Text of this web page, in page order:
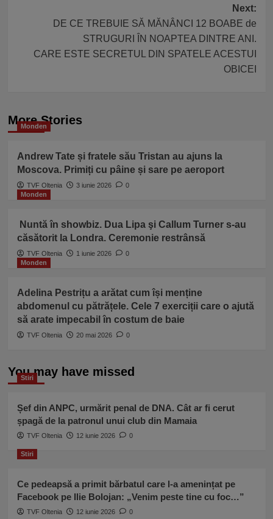
Next:
DE CE TREBUIE SĂ MĂNÂNCI 12 BOABE de
STRUGURI ÎN NOAPTEA DINTRE ANI.
CARE ESTE SECRETUL DIN SPATELE ACESTUI
OBICEI
More Stories
Monden
Andrew Tate și fratele său Tristan au ajuns la
Moscova. Primiți cu pâine și sare pe aeroport
TVF Oltenia 3 iunie 2026
0
Monden
Nuntă în showbiz. Dua Lipa şi Callum Turner s-au
căsătorit la Londra. Ceremonie restrânsă
TVF Oltenia 1 iunie 2026
0
Monden
Adelina Pestrițu a arătat cum își menține
abdomenul cu pătrățele. Cele 7 exerciții care o ajută
să arate impecabil în costum de baie
TVF Oltenia 20 mai 2026 0
You may have missed
Stiri
Șef din ANPC, urmărit penal de DNA. Cât ar fi cerut
șpagă de la patronul unui club din Mamaia
TVF Oltenia 12 iunie 2026 0
Stiri
Ce pedeapsă a primit bărbatul care l-a amenințat pe
Facebook pe Ilie Bolojan: „Venim peste tine cu foc…”
TVF Oltenia 12 iunie 2026 0